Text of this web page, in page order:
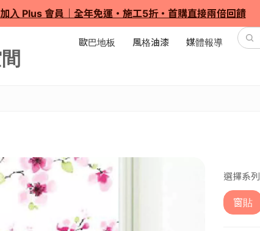
加入 Plus 會員｜全年免運・施工5折・首購直接兩倍回饋
歐巴地板 風格油漆 媒體報導
選擇系列
窗貼